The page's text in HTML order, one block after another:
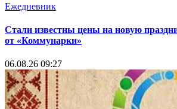
Ежедневник
Стали известны цены на новую
от «Коммунарки»
06.08.26 09:27